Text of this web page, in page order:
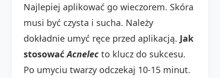
Najlepiej aplikować go wieczorem. Skóra
musi być czysta i sucha. Należy
dokładnie umyć ręce przed aplikacją. Jak
stosowaćAcnelec to klucz do sukcesu.
Po umyciu twarzy odczekaj 10-15 minut.